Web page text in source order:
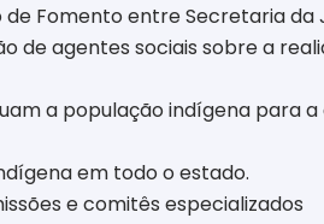
Fomento entre Secretaria da
agentes sociais sobre a
a população indígena para
em todo o estado.
e comitês especializados